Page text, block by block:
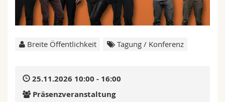
Math.-Nat. und Med. Fak.
Mitarbeitende
Webmail
Breite Öffentlichkeit Tagung / Konferenz
25.11.2026 10:00 - 16:00
Präsenzveranstaltung